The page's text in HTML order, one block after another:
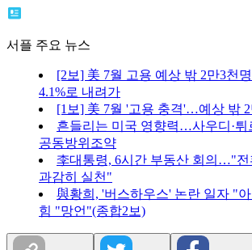
서플 주요 뉴스
[2보] 美 7월 고용 예상 밖 2만3천
4.1%로 내려가
[1보] 美 7월 '고용 충격'…예상 밖
흔들리는 미국 영향력…사우디·튀
공동방위조약
李대통령, 6시간 부동산 회의…"전
과감히 실천"
與황희, '버스하우스' 논란 일자 "
힘 "망언"(종합2보)